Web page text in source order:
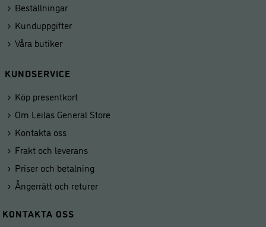
Beställningar
Kunduppgifter
Våra butiker
KUNDSERVICE
Köp presentkort
Om Leilas General Store
Kontakta oss
Frakt och leverans
Priser och betalning
Ångerrätt och returer
KONTAKTA OSS